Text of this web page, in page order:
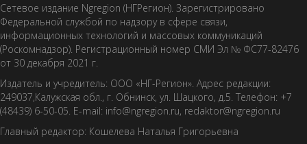
Сетевое издание Ngregion (НГРегион). Зарегистрировано
Федеральной службой по надзору в сфере связи,
информационных технологий и массовых коммуникаций
(Роскомнадзор). Регистрационный номер СМИ Эл № ФС77-82476
от 30 декабря 2021 г.
Издатель и учредитель: ООО «НГ-Регион». Адрес редакции:
249037,Калужская обл., г. Обнинск, ул. Шацкого, д.5. Телефон: +7
(48439) 6-50-05. E-mail: info@ngregion.ru, redaktor@ngregion.ru
Главный редактор: Кошелева Наталья Григорьевна